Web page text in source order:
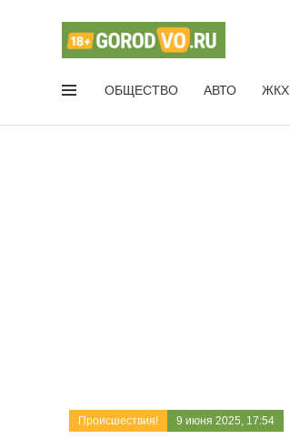
ОБЩЕСТВО АВТО ЖКХ
Происшествия! 9 июня 2025, 17:54